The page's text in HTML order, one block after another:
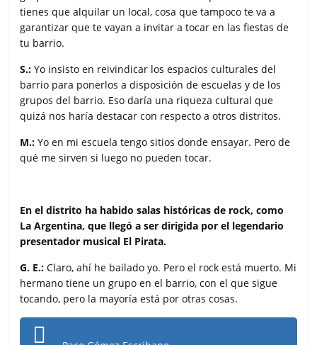
tienes que alquilar un local, cosa que tampoco te va a
garantizar que te vayan a invitar a tocar en las fiestas de
tu barrio.
S.:Yo insisto en reivindicar los espacios culturales del
barrio para ponerlos a disposición de escuelas y de los
grupos del barrio. Eso daría una riqueza cultural que
quizá nos haría destacar con respecto a otros distritos.
M.: Yo en mi escuela tengo sitios donde ensayar. Pero de
qué me sirven si luego no pueden tocar.
En el distrito ha habido salas históricas de rock, como
La Argentina, que llegó a ser dirigida por el legendario
presentador musical El Pirata.
G. E.: Claro, ahí he bailado yo. Pero el rock está muerto. Mi
hermano tiene un grupo en el barrio, con el que sigue
tocando, pero la mayoría está por otras cosas.